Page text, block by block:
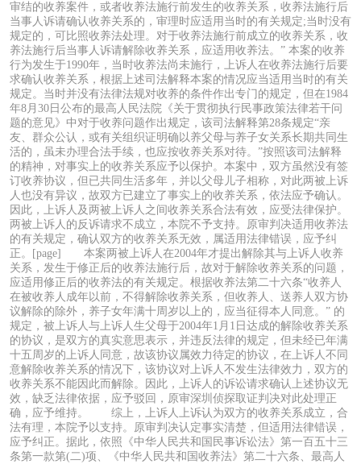
审结的收养案件，或者收养法施行前发生的收养关系，收养法施行后
当事人诉请确认收养关系的，审理时应适用当时的有关规定;当时没有
规定的，可比照收养法处理。对于收养法施行前成立的收养关系，收
养法施行后当事人诉请解除收养关系，应适用收养法。” 本案的收养
行为发生于1990年，当时收养法尚未施行，上诉人在收养法施行后要
求确认收养关系，根据上述司法解释本案的情况应当适用当时的有关
规定。当时并没有法律法规对收养的条件作出专门的规定，但在1984
年8月30日公布的最高人民法院《关于贯彻执行民事政策法律若干问
题的意见》中对于收养问题作出规定，该司法解释第28条规定“亲
友、群众公认，或有关组织证明确以养父母与养子女关系长期共同生
活的，虽未办理合法手续，也应按收养关系对待。”按照该司法解释
的精神，对事实上的收养关系应予以保护。本案中，双方虽然没有签
订收养协议，但已共同生活多年，并以父母儿子相称，对此两被上诉
人也没有异议，故双方已建立了事实上的收养关系，依法应予确认。
因此，上诉人及两被上诉人之间收养关系合法有效，应受法律保护。
两被上诉人的反诉请求不成立，本院不予支持。原审判决适用收养法
的有关规定，确认双方的收养关系无效，属适用法律错误，应予纠
正。[page] 本案两被上诉人在2004年才提出解除其与上诉人收养
关系，发生于修正后的收养法施行后，故对于解除收养关系的问题，
应适用修正后的收养法的有关规定。根据收养法第二十六条“收养人
在被收养人成年以前，不得解除收养关系，但收养人、送养人双方协
议解除的除外，养子女年满十周岁以上的，应当征得本人同意。” 的
规定，被上诉人与上诉人生父母于2004年1月1日达成的解除收养关系
的协议，是双方的真实意思表示，并违反法律的规定，但未经已年满
十五周岁的上诉人同意，故该协议属效力待定的协议，在上诉人不同
意解除收养关系的情况下，该协议对上诉人不发生法律效力，双方的
收养关系不能因此而解除。因此，上诉人的诉讼请求确认上述协议无
效，缺乏法律依据，应予驳回，原审深圳侦探取证判决对此处理正
确，应予维持。 综上，上诉人上诉认为双方的收养关系成立，合
法有理，本院予以支持。原审判决认定事实清楚，但适用法律错误，
应予纠正。据此，依照《中华人民共和国民事诉讼法》第一百五十三
条第一款第(二)项、《中华人民共和国收养法》第二十六条、最高人